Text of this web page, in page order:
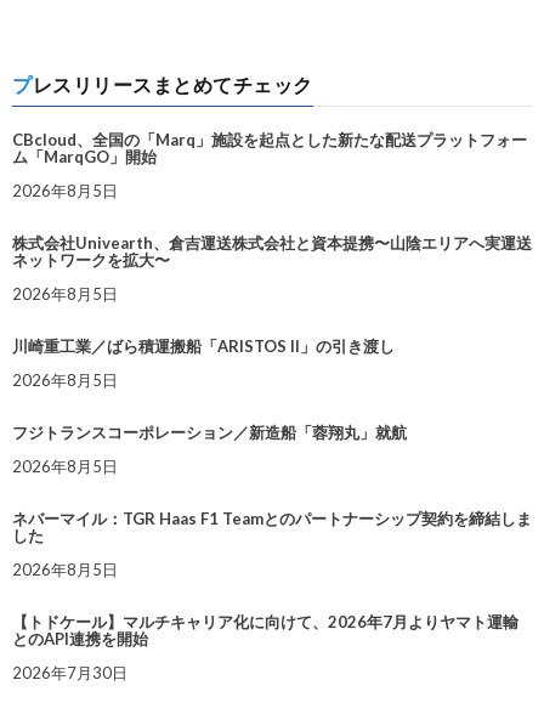
プレスリリースまとめてチェック
CBcloud、全国の「Marq」施設を起点とした新たな配送プラットフォー
ム「MarqGO」開始
2026年8月5日
株式会社Univearth、倉吉運送株式会社と資本提携〜山陰エリアへ実運送
ネットワークを拡大〜
2026年8月5日
川崎重工業／ばら積運搬船「ARISTOS II」の引き渡し
2026年8月5日
フジトランスコーポレーション／新造船「蓉翔丸」就航
2026年8月5日
ネバーマイル：TGR Haas F1 Teamとのパートナーシップ契約を締結しま
した
2026年8月5日
【トドケール】マルチキャリア化に向けて、2026年7月よりヤマト運輸
とのAPI連携を開始
2026年7月30日